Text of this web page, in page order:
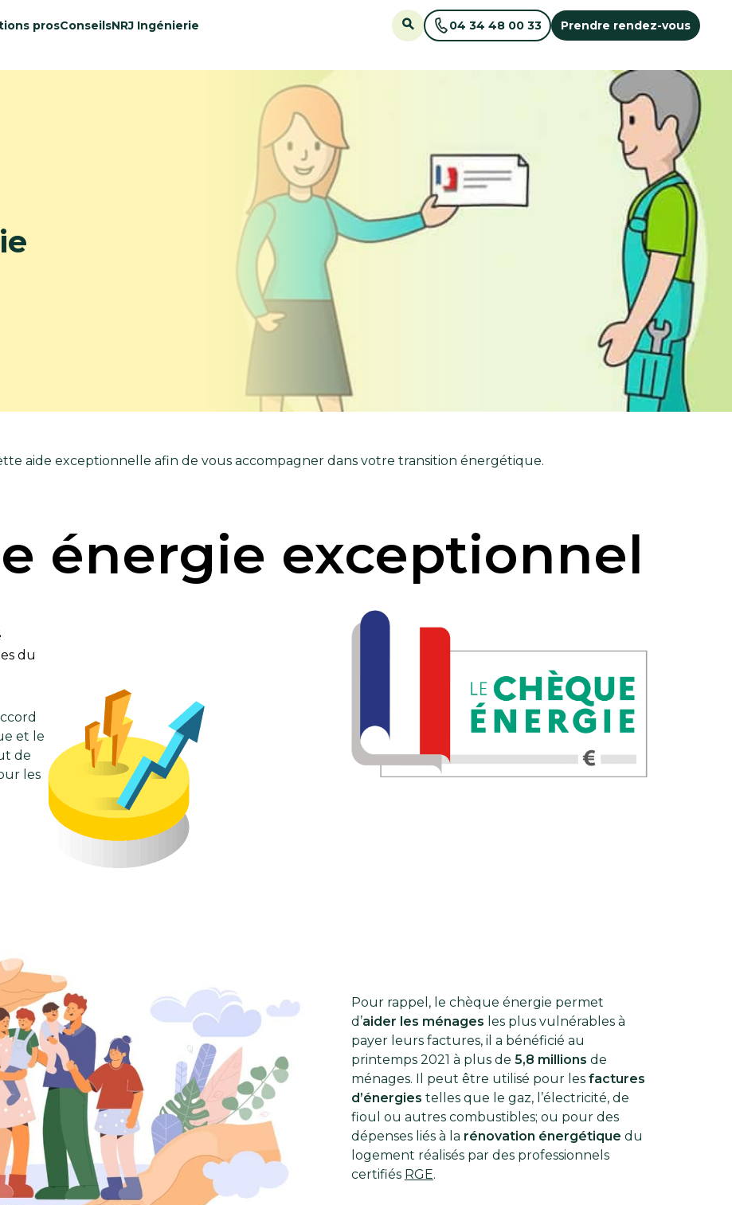
prosConseilsNRJ Ingénierie 04 34 48 00 33 Prendre rendez-vous
aide exceptionnelle afin de vous accompagner dans votre transition énergétique.
énergie exceptionnel
du
et le
de
les
Pour rappel, le chèque énergie permet
d’aider les ménages les plus vulnérables à
payer leurs factures, il a bénéficié au
printemps 2021 à plus de 5,8 millions de
ménages. Il peut être utilisé pour les factures
d’énergies telles que le gaz, l’électricité, de
fioul ou autres combustibles; ou pour des
dépenses liés à la rénovation énergétique du
logement réalisés par des professionnels
certifiés RGE.